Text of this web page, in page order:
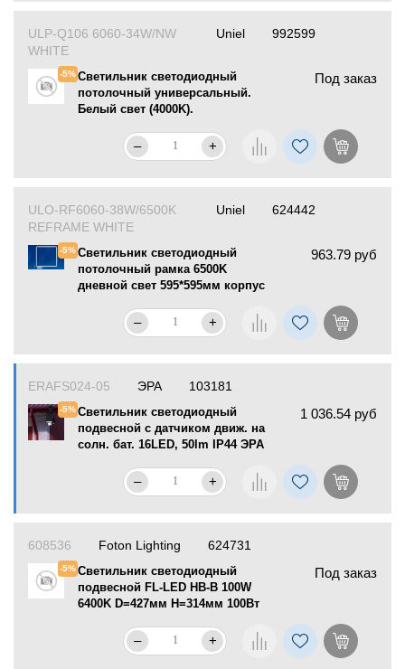
992599
ULP-Q106 6060-34W/NW
WHITE
-5%Светильник светодиодный
потолочный универсальный.
Белый свет (4000K).
Встроенный и/п. Корпус белый
Под заказ
Uniel
– +
624442
ULO-RF6060-38W/6500K
REFRAME WHITE
-5%Светильник светодиодный
потолочный рамка 6500K
дневной свет 595*595мм корпус
963.79 руб
Uniel
– +
103181
ERAFS024-05
-5%Светильник светодиодный
подвесной с датчиком движ. на
солн. бат. 16LED, 50lm IP44 ЭРА
1 036.54 руб
ЭРА
– +
624731
608536
-5%Светильник светодиодный
подвесной FL-LED HB-B 100W
6400K D=427мм H=314мм 100Вт
Под заказ
Foton Lighting
– +